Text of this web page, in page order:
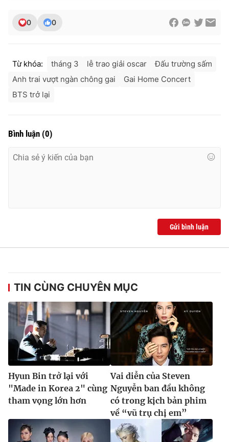
0 0
Từ khóa: tháng 3 lễ trao giải oscar
Đấu trường sấm
Anh trai vượt ngàn chông gai
Gai Home Concert
BTS trở lại
Bình luận (0)
Gửi bình luận
TIN CÙNG CHUYÊN MỤC
Hyun Bin trở lại với
"Made in Korea 2" cùng
tham vọng lớn hơn
Vai diễn của Steven
Nguyễn ban đầu không
có trong kịch bản phim
về “vũ trụ chị em”